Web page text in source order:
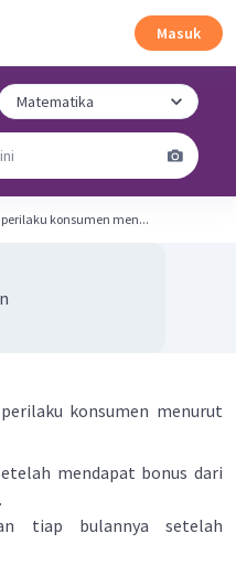
Masuk
konsumen men...
konsumen menurut
mendapat bonus dari
tiap bulannya setelah